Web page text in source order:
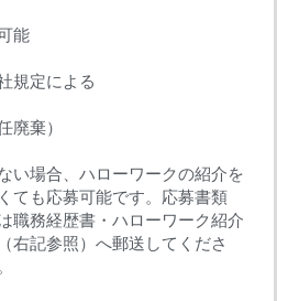
能
規定による
廃棄）
い場合、ハローワークの紹介を
ても応募可能です。応募書類
職務経歴書・ハローワーク紹介
右記参照）へ郵送してくださ